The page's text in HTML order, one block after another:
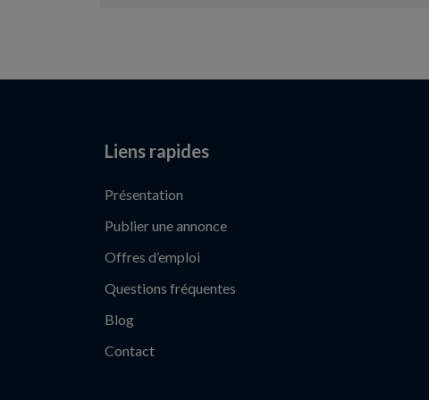
Liens rapides
Présentation
Publier une annonce
Offres d’emploi
Questions fréquentes
Blog
Contact